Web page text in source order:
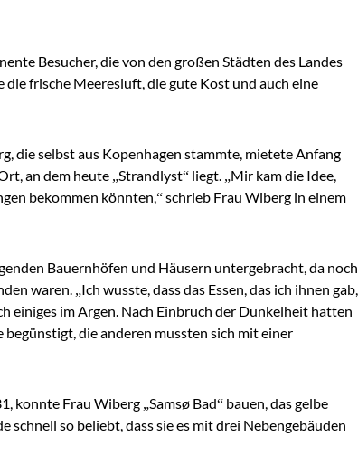
Besucher, die von den großen Städten des Landes
frische Meeresluft, die gute Kost und auch eine
die selbst aus Kopenhagen stammte, mietete Anfang
an dem heute „Strandlyst“ liegt. „Mir kam die Idee,
bekommen könnten,“ schrieb Frau Wiberg in einem
Bauernhöfen und Häusern untergebracht, da noch
waren. „Ich wusste, dass das Essen, das ich ihnen gab,
einiges im Argen. Nach Einbruch der Dunkelheit hatten
die anderen mussten sich mit einer
konnte Frau Wiberg „Samsø Bad“ bauen, das gelbe
schnell so beliebt, dass sie es mit drei Nebengebäuden